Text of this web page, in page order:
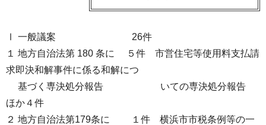
Ⅰ 一般議案 26件
１ 地方自治法第 180 条に ５件 市営住宅等使用料支払請
求即決和解事件に係る和解につ
基づく専決処分報告 いての専決処分報告
ほか４件
２ 地方自治法第179条に １件 横浜市市税条例等の一